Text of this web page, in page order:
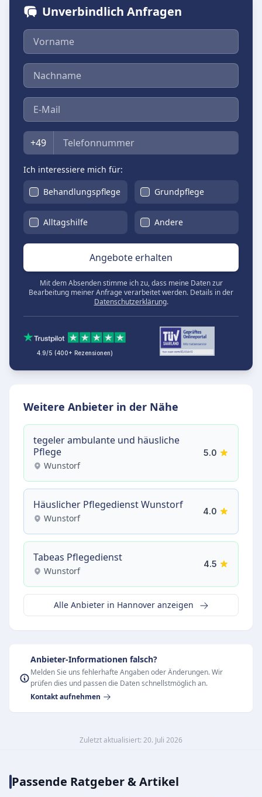
Unverbindlich Anfragen
Vorname
Nachname
E-Mail
Telefon
+49
Ich interessiere mich für:
Behandlungspflege
Grundpflege
Alltagshilfe Andere
Angebote erhalten
Mit dem Absenden stimme ich zu, dass meine Daten zur
Bearbeitung meiner Anfrage verarbeitet werden. Details in der
Datenschutzerklärung.
4.9/5 (400+ Rezensionen)
Weitere Anbieter in der Nähe
tegeler ambulante und häusliche
Pflege
Wunstorf
5.0
Häuslicher Pflegedienst Wunstorf
Wunstorf
4.0
Tabeas Pflegedienst
Wunstorf
4.5
Alle Anbieter in Hannover anzeigen
Anbieter-Informationen falsch?
Melden Sie uns fehlerhafte Angaben oder Änderungen. Wir
prüfen dies und passen die Daten schnellstmöglich an.
Kontakt aufnehmen
Zuletzt aktualisiert: 20. Juli 2026
Passende Ratgeber & Artikel